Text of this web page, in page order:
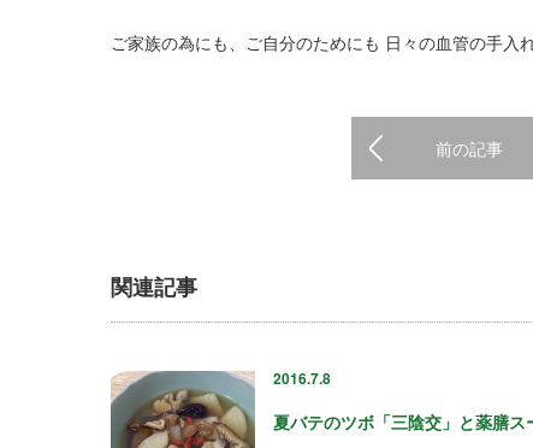
ご家族の為にも、ご自分のためにも 日々の血管の手入
前の記事
関連記事
2016.7.8
夏バテのツボ「三陰交」と薬膳ス